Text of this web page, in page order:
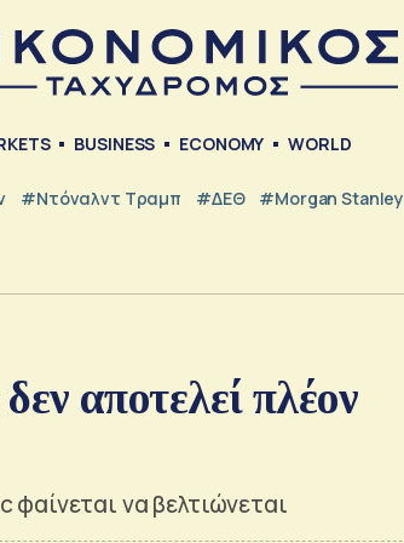
BUSINESS ECONOMY WORLD
#Ντόναλντ Τραμπ #ΔΕΘ #Morgan Stanley
αποτελεί πλέον
να βελτιώνεται